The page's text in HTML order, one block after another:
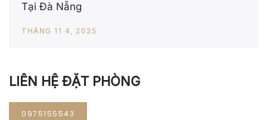
Tại Đà Nẵng
THÁNG 11 4, 2025
LIÊN HỆ ĐẶT PHÒNG
0975155543